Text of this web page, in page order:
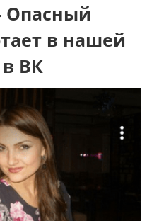
Опасный
в нашей
в ВК